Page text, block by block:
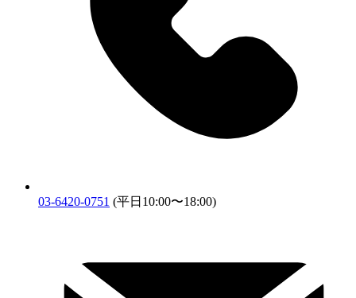
03-6420-0751 (平日10:00〜18:00)